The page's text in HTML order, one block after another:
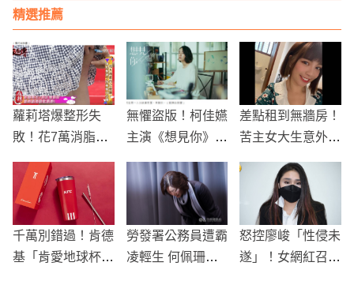
精選推薦
蘿莉塔爆整形失
敗！花7萬消脂出
大腿變形毀了
無懼盜版！柯佳嬿
主演《想見你》最
差點租到無牆房！
苦主女大生意外被
千萬別錯過！肯德
基「肯愛地球杯」
勞發署公務員遭霸
凌輕生 何佩珊：
怒控廖峻「性侵未
遂」！女網紅召開